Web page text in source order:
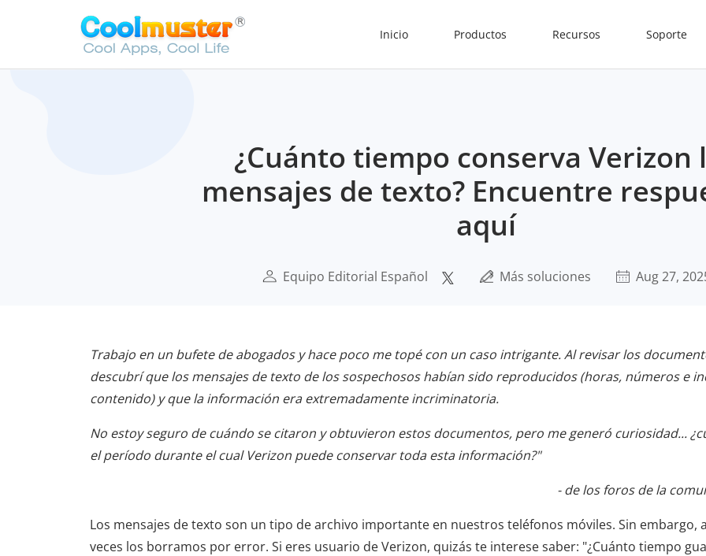
Inicio Productos Recursos Soporte
¿Cuánto tiempo conserva Verizon
mensajes de texto? Encuentre
aquí
Equipo Editorial Español Más soluciones Aug 27,
Trabajo en un bufete de abogados y hace poco me topé con un caso intrigante. Al revisar los
descubrí que los mensajes de texto de los sospechosos habían sido reproducidos (horas, números e
contenido) y que la información era extremadamente incriminatoria.
No estoy seguro de cuándo se citaron y obtuvieron estos documentos, pero me generó curiosidad...
el período durante el cual Verizon puede conservar toda esta información?"
- de los foros de la
Los mensajes de texto son un tipo de archivo importante en nuestros teléfonos móviles. Sin embargo, a
veces los borramos por error. Si eres usuario de Verizon, quizás te interese saber: "¿Cuánto tiempo